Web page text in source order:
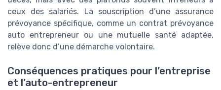
ceux des salariés. La souscription d’une assurance
prévoyance spécifique, comme un contrat prévoyance
auto entrepreneur ou une mutuelle santé adaptée,
relève donc d’une démarche volontaire.
Conséquences pratiques pour l’entreprise
et l’auto-entrepreneur